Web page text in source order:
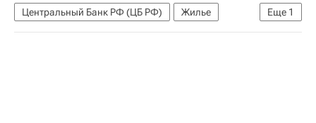
Еще 1
Центральный Банк РФ (ЦБ РФ)
Жилье
Девелоперы